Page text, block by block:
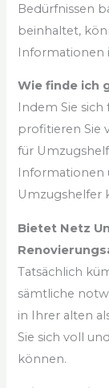
Bedürfnissen
beinhaltet,
Informationen
Wie finde ich
Indem Sie
profitieren Sie
für
Umzugshelfer
Bietet Netz
Tatsächlich
sämtliche
in Ihrer alten
Sie sich voll
können.